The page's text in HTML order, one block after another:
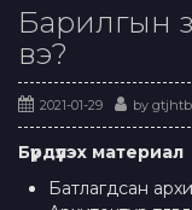
Барилгын
вэ?
2021-01-29 by
Бүрдүүлэх материал
Батлагдсан